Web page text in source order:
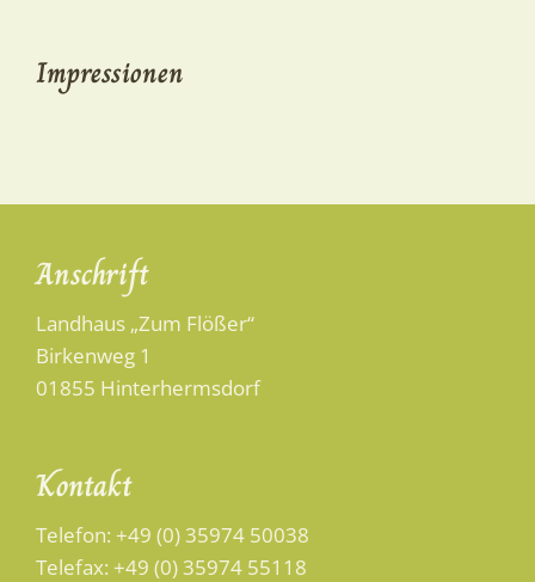
Impressionen
Anschrift
Landhaus „Zum Flößer“
Birkenweg 1
01855 Hinterhermsdorf
Kontakt
Telefon: +49 (0) 35974 50038
Telefax: +49 (0) 35974 55118